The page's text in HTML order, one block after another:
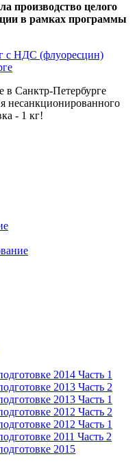
производство целого
в рамках программы
с НДС (флуоресцин)
в Санктр-Петербурге
- 1 кг!
2014 Часть 1
2013 Часть 2
2013 Часть 1
2012 Часть 2
2012 Часть 1
2011 Часть 2
2015